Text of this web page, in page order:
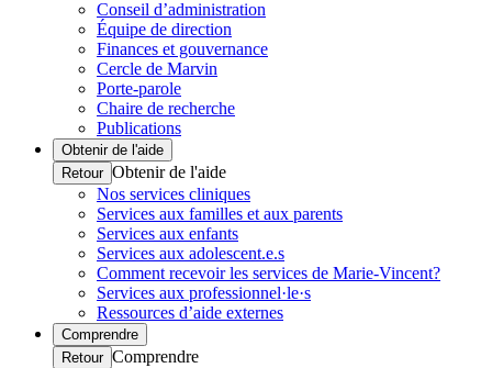
Conseil d’administration
Équipe de direction
Finances et gouvernance
Cercle de Marvin
Porte-parole
Chaire de recherche
Publications
Obtenir de l'aide
Retour Obtenir de l'aide
Nos services cliniques
Services aux familles et aux parents
Services aux enfants
Services aux adolescent.e.s
Comment recevoir les services de Marie-Vincent?
Services aux professionnel·le·s
Ressources d’aide externes
Comprendre
Retour Comprendre